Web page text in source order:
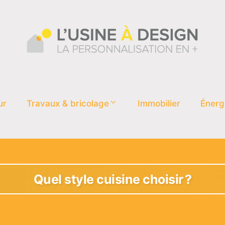
Travaux & bricolage Immobilier
Quel style cuisine choisir ?